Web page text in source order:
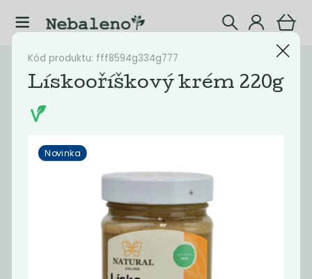
Katalog Potraviny
Filtrovat produkty
Doporučené
Novinka
Kód produktu: fff8594g334g777
Lískooříškový krém 220g